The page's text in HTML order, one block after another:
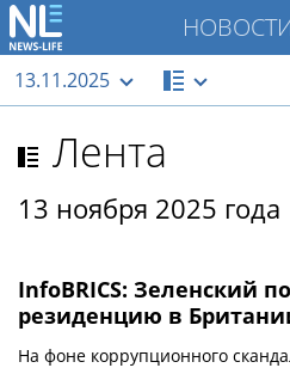
13.11.2025
Лента
13 ноября 2025 года
InfoBRICS: Зеленский
резиденцию в
На фоне коррупционного